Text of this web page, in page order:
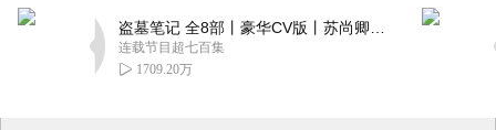
连载节目超七百集
1709.20万